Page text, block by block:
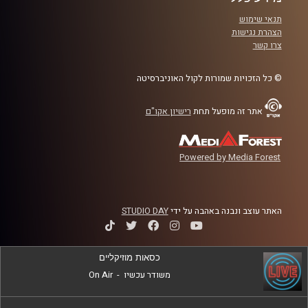
הכלים האלה, איך הם התפתחו, מה המשפט
המקובל במדינות אחרות בנוגע לפרקטיקות
החוקתיות הללו, מדוע מעוניינים לבצע בהם
קרדיט תמונות:
תנאי שימוש
הצהרת נגישות
צרו קשר
© כל הזכויות שמורות לקול האוניברסיטה
אתר זה מופעל תחת רישיון אקו"ם
Powered by Media Forest
האתר עוצב ונבנה באהבה על ידיSTUDIO DAY
כסאות מוזיקליים
משודר עכשיו -
On Air